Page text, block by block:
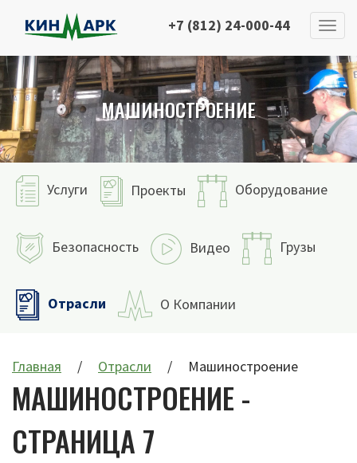
+7 (812) 24-000-44
МАШИНОСТРОЕНИЕ
Услуги Проекты Оборудование
Безопасность Видео Грузы
Отрасли О Компании
Главная Отрасли Машиностроение
МАШИНОСТРОЕНИЕ -
СТРАНИЦА 7